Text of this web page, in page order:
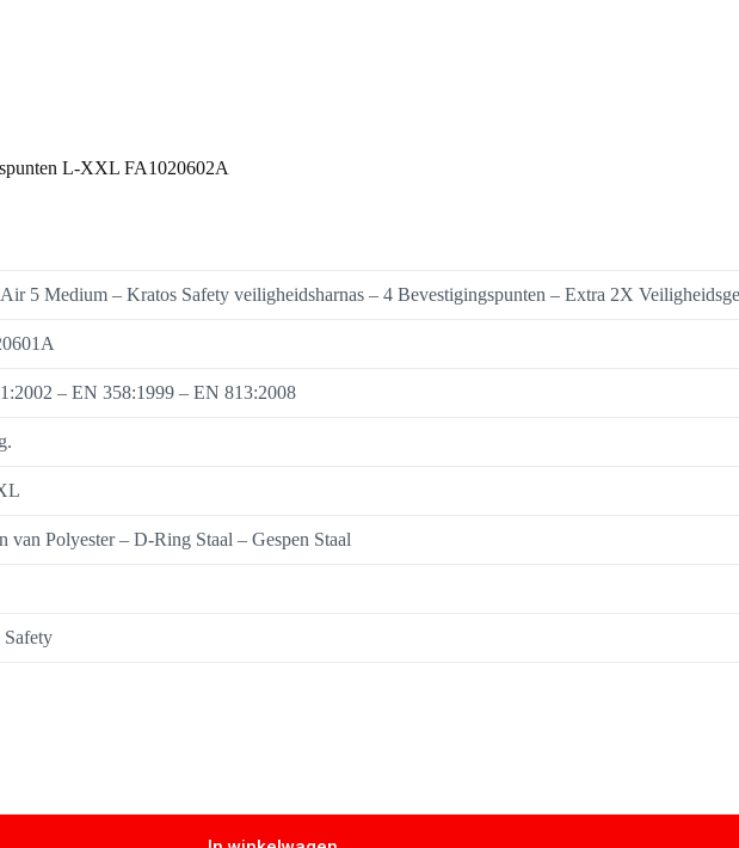
L-XXL FA1020602A
Air 5 Medium – Kratos Safety veiligheidsharnas – 4 Bevestigingspunten – Extra 2X
– EN 358:1999 – EN 813:2008
van Polyester – D-Ring Staal – Gespen Staal